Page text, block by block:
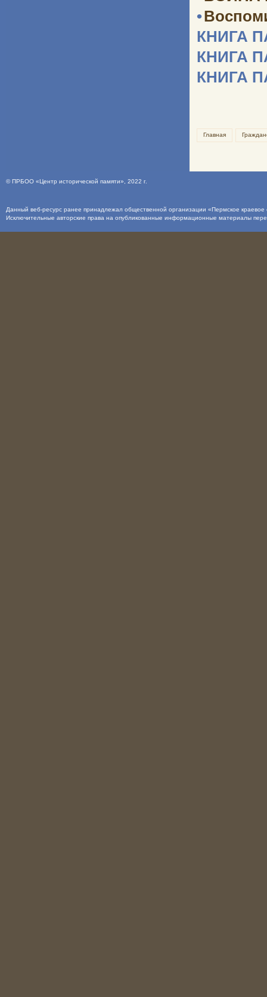
•
КНИГА
КНИГА
КНИГА
Главная
©ПРБОО «Центр исторической памяти» , 2022 г.
Данный веб-ресурс ранее принадлежал общественной организации «Пермское
Исключительные авторские права на опубликованные информационные материалы